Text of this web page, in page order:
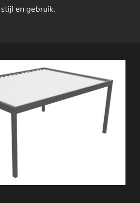
en gebruik.